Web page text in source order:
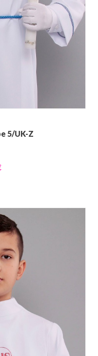
5/UK-Z